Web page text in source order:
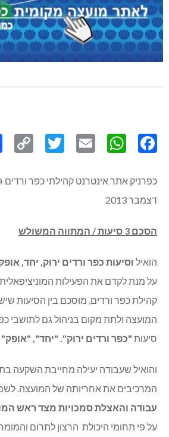
כפרניק אתר אינטרנט קהילתי כפר ורדים
דצמבר 2013
הסכם 3 סיעות / המתווה המשולש
הואיל וסיעות כפר ורדים ירוק, יחד,
על מנת לקדם את הפעילות
קהילת כפר ורדים, מוסכם בין הסיעות
המועצה ולתת מקום בניהול גם לתושבי
סיעות "כפר ורדים ירוק". "יחד", "אופק"
והואיל שעבודה יעילה מחייבת השקעה
המרכיבים את אחריותה של המועצה.
עבודה והאצלת סמכויות מצד ראש
על פי תחומי היכולת הרצון לתרום